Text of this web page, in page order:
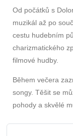
Od počátků s
muzikál až po
cestu hudebním
charizmatického
filmové hudby.
Během večera
songy. Těšit se
pohody a skvělé